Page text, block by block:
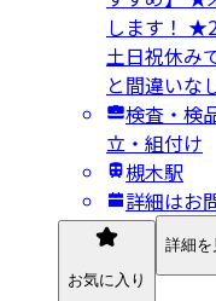
します！
土日祝休み
と間違い
検査・検
立・組付け
槻木駅
詳細はお
お気に入り
詳細を